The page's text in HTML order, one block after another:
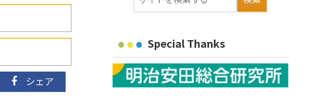
シェア
Special Thanks